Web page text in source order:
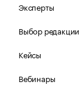
Эксперты
Выбор редакции
Кейсы
Вебинары